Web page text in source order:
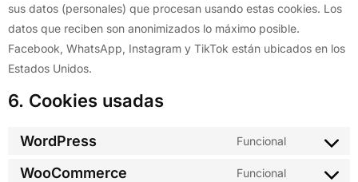
sus datos (personales) que procesan usando estas cookies. Los
datos que reciben son anonimizados lo máximo posible.
Facebook, WhatsApp, Instagram y TikTok están ubicados en los
Estados Unidos.
6. Cookies usadas
WordPress Funcional
WooCommerce Funcional